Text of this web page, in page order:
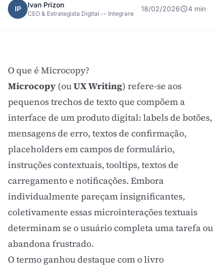
IP Ivan Prizon
CEO & Estrategista Digital -- Integrare
18/02/2026 4 min
O que é Microcopy?
Microcopy (ouUX Writing) refere-se aos
pequenos trechos de texto que compõem a
interface de um produto digital: labels de botões,
mensagens de erro, textos de confirmação,
placeholders em campos de formulário,
instruções contextuais, tooltips, textos de
carregamento e notificações. Embora
individualmente pareçam insignificantes,
coletivamente essasmicrointeraçõestextuais
determinam se o usuário completa uma tarefa ou
abandona frustrado.
O termo ganhou destaque com o livro